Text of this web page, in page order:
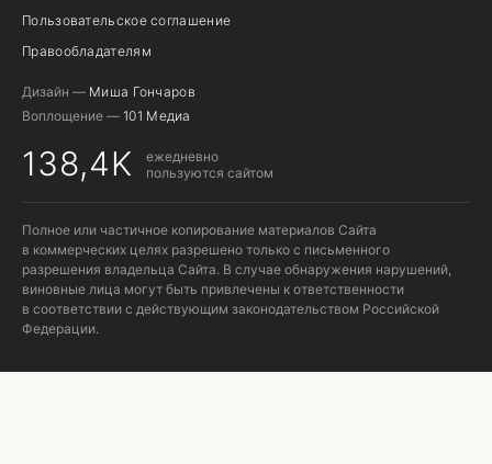
Пользовательское соглашение
Правообладателям
Дизайн — Миша Гончаров
Воплощение — 101 Медиа
138,4K
ежедневно
пользуются сайтом
Полное или частичное копирование материалов Сайта
в коммерческих целях разрешено только с письменного
разрешения владельца Сайта. В случае обнаружения нарушений,
виновные лица могут быть привлечены к ответственности
в соответствии с действующим законодательством Российской
Федерации.